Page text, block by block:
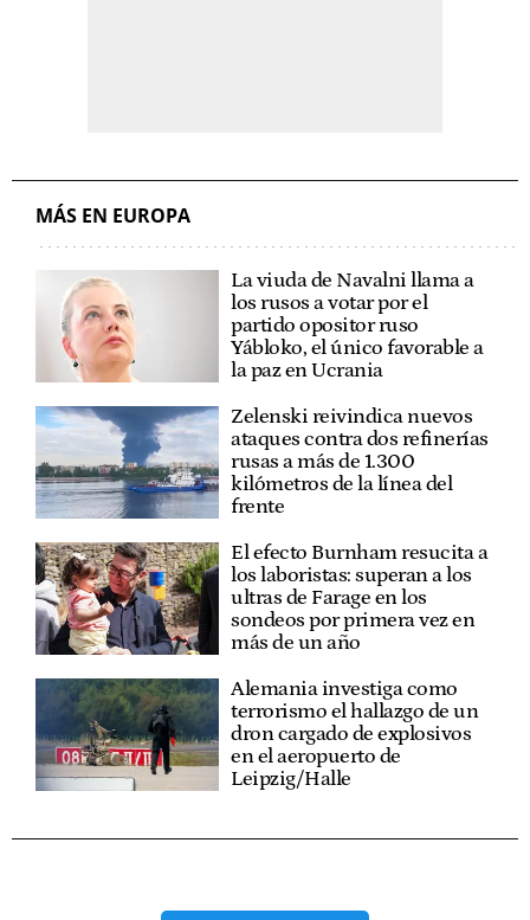
MÁS EN EUROPA
La viuda de Navalni llama a
los rusos a votar por el
partido opositor ruso
Yábloko, el único favorable a
la paz en Ucrania
Zelenski reivindica nuevos
ataques contra dos refinerías
rusas a más de 1.300
kilómetros de la línea del
frente
El efecto Burnham resucita a
los laboristas: superan a los
ultras de Farage en los
sondeos por primera vez en
más de un año
Alemania investiga como
terrorismo el hallazgo de un
dron cargado de explosivos
en el aeropuerto de
Leipzig/Halle